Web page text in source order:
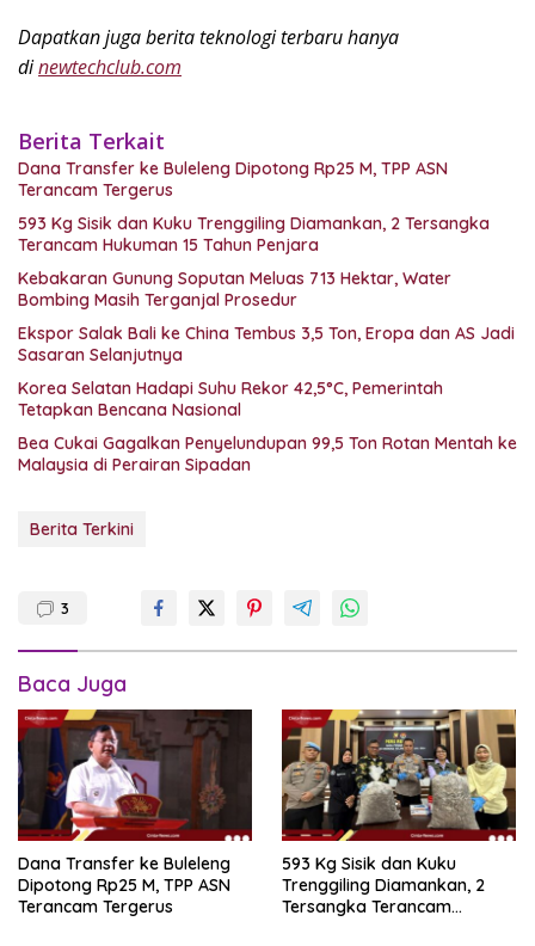
Dapatkan juga berita teknologi terbaru hanya
dinewtechclub.com
Berita Terkait
Dana Transfer ke Buleleng Dipotong Rp25 M, TPP ASN
Terancam Tergerus
593 Kg Sisik dan Kuku Trenggiling Diamankan, 2 Tersangka
Terancam Hukuman 15 Tahun Penjara
Kebakaran Gunung Soputan Meluas 713 Hektar, Water
Bombing Masih Terganjal Prosedur
Ekspor Salak Bali ke China Tembus 3,5 Ton, Eropa dan AS Jadi
Sasaran Selanjutnya
Korea Selatan Hadapi Suhu Rekor 42,5°C, Pemerintah
Tetapkan Bencana Nasional
Bea Cukai Gagalkan Penyelundupan 99,5 Ton Rotan Mentah ke
Malaysia di Perairan Sipadan
Berita Terkini
3
Baca Juga
Dana Transfer ke Buleleng
Dipotong Rp25 M, TPP ASN
Terancam Tergerus
593 Kg Sisik dan Kuku
Trenggiling Diamankan, 2
Tersangka Terancam